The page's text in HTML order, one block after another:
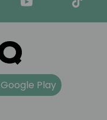
Google Play